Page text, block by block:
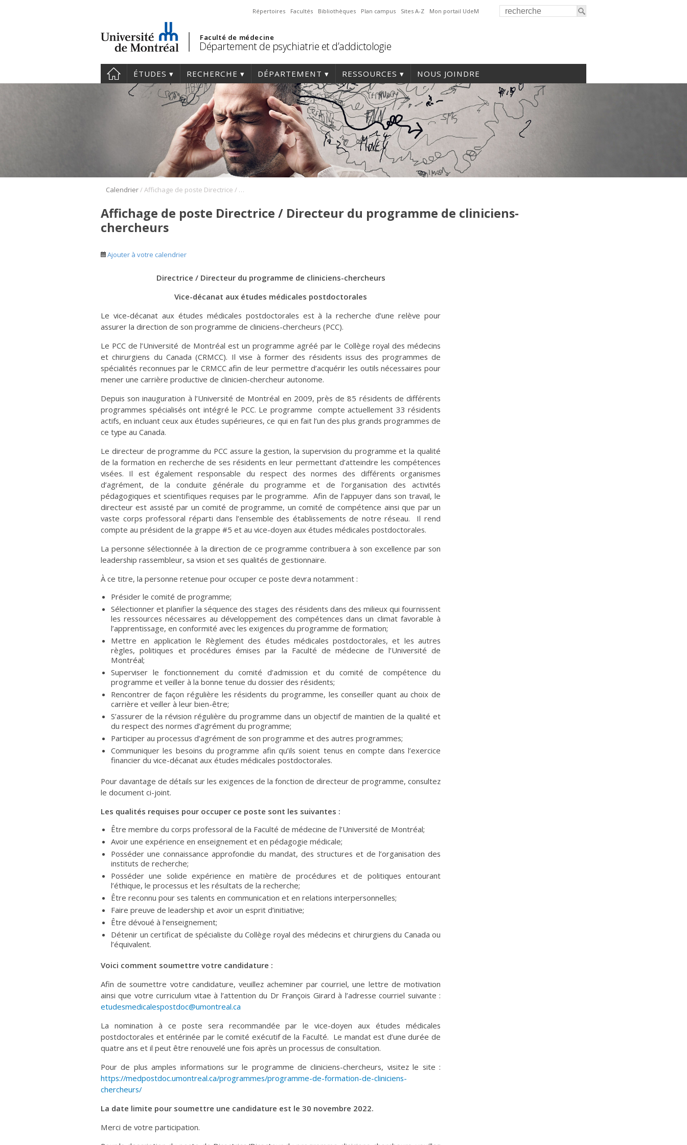
Répertoires Facultés Bibliothèques Plan campus Sites A-Z Mon portail UdeM
Faculté de médecine
Département de psychiatrie et d’addictologie
ÉTUDES RECHERCHE DÉPARTEMENT RESSOURCES NOUS JOINDRE
Calendrier/ Affichage de poste Directrice / Directeur du programme de cliniciens-chercheurs
Affichage de poste Directrice / Directeur du programme de cliniciens-
chercheurs
Ajouter à votre calendrier
Directrice / Directeur du programme de cliniciens-chercheurs
Vice-décanat aux études médicales postdoctorales
Le vice-décanat aux études médicales postdoctorales est à la recherche d’une relève pour
assurer la direction de son programme de cliniciens-chercheurs (PCC).
Le PCC de l’Université de Montréal est un programme agréé par le Collège royal des médecins
et chirurgiens du Canada (CRMCC). Il vise à former des résidents issus des programmes de
spécialités reconnues par le CRMCC afin de leur permettre d’acquérir les outils nécessaires pour
mener une carrière productive de clinicien-chercheur autonome.
Depuis son inauguration à l’Université de Montréal en 2009, près de 85 résidents de différents
programmes spécialisés ont intégré le PCC. Le programme compte actuellement 33 résidents
actifs, en incluant ceux aux études supérieures, ce qui en fait l’un des plus grands programmes de
ce type au Canada.
Le directeur de programme du PCC assure la gestion, la supervision du programme et la qualité
de la formation en recherche de ses résidents en leur permettant d’atteindre les compétences
visées. Il est également responsable du respect des normes des différents organismes
d’agrément, de la conduite générale du programme et de l’organisation des activités
pédagogiques et scientifiques requises par le programme. Afin de l’appuyer dans son travail, le
directeur est assisté par un comité de programme, un comité de compétence ainsi que par un
vaste corps professoral réparti dans l’ensemble des établissements de notre réseau. Il rend
compte au président de la grappe #5 et au vice-doyen aux études médicales postdoctorales.
La personne sélectionnée à la direction de ce programme contribuera à son excellence par son
leadership rassembleur, sa vision et ses qualités de gestionnaire.
À ce titre, la personne retenue pour occuper ce poste devra notamment :
Présider le comité de programme;
Sélectionner et planifier la séquence des stages des résidents dans des milieux qui fournissent
les ressources nécessaires au développement des compétences dans un climat favorable à
l’apprentissage, en conformité avec les exigences du programme de formation;
Mettre en application le Règlement des études médicales postdoctorales, et les autres
règles, politiques et procédures émises par la Faculté de médecine de l’Université de
Montréal;
Superviser le fonctionnement du comité d’admission et du comité de compétence du
programme et veiller à la bonne tenue du dossier des résidents;
Rencontrer de façon régulière les résidents du programme, les conseiller quant au choix de
carrière et veiller à leur bien-être;
S’assurer de la révision régulière du programme dans un objectif de maintien de la qualité et
du respect des normes d’agrément du programme;
Participer au processus d’agrément de son programme et des autres programmes;
Communiquer les besoins du programme afin qu’ils soient tenus en compte dans l’exercice
financier du vice-décanat aux études médicales postdoctorales.
Pour davantage de détails sur les exigences de la fonction de directeur de programme, consultez
le document ci-joint.
Les qualités requises pour occuper ce poste sont les suivantes :
Être membre du corps professoral de la Faculté de médecine de l’Université de Montréal;
Avoir une expérience en enseignement et en pédagogie médicale;
Posséder une connaissance approfondie du mandat, des structures et de l’organisation des
instituts de recherche;
Posséder une solide expérience en matière de procédures et de politiques entourant
l’éthique, le processus et les résultats de la recherche;
Être reconnu pour ses talents en communication et en relations interpersonnelles;
Faire preuve de leadership et avoir un esprit d’initiative;
Être dévoué à l’enseignement;
Détenir un certificat de spécialiste du Collège royal des médecins et chirurgiens du Canada ou
l’équivalent.
Voici comment soumettre votre candidature :
Afin de soumettre votre candidature, veuillez acheminer par courriel, une lettre de motivation
ainsi que votre curriculum vitae à l’attention du Dr François Girard à l’adresse courriel suivante :
etudesmedicalespostdoc@umontreal.ca
La nomination à ce poste sera recommandée par le vice-doyen aux études médicales
postdoctorales et entérinée par le comité exécutif de la Faculté. Le mandat est d’une durée de
quatre ans et il peut être renouvelé une fois après un processus de consultation.
Pour de plus amples informations sur le programme de cliniciens-chercheurs, visitez le site :
https://medpostdoc.umontreal.ca/programmes/programme-de-formation-de-cliniciens-
chercheurs/
La date limite pour soumettre une candidature est le 30 novembre 2022.
Merci de votre participation.